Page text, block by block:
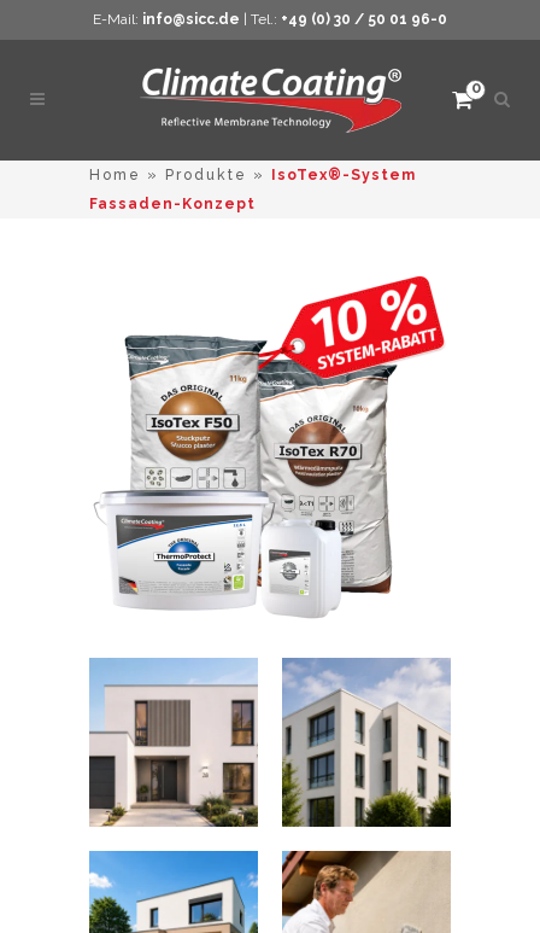
E-Mail: info@sicc.de | Tel.: +49 (0) 30 / 50 01 96-0
0
Home » Produkte »
IsoTex®-System
Fassaden-Konzept